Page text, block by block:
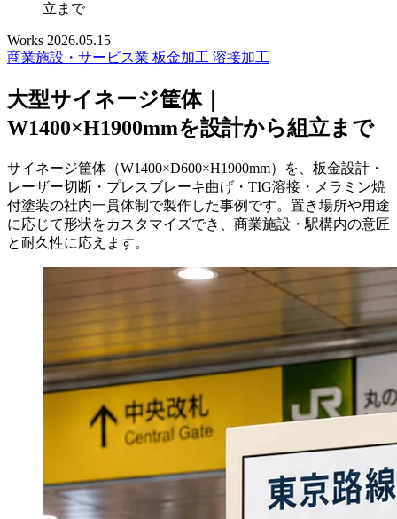
立まで
Works 2026.05.15
商業施設・サービス業 板金加工 溶接加工
大型サイネージ筐体｜
W1400×H1900mmを設計から組立まで
サイネージ筐体（W1400×D600×H1900mm）を、板金設計・
レーザー切断・プレスブレーキ曲げ・TIG溶接・メラミン焼
付塗装の社内一貫体制で製作した事例です。置き場所や用途
に応じて形状をカスタマイズでき、商業施設・駅構内の意匠
と耐久性に応えます。